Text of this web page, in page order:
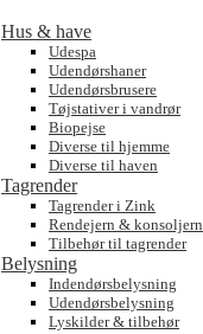
Hus & have
Udespa
Udendørshaner
Udendørsbrusere
Tøjstativer i vandrør
Biopejse
Diverse til hjemme
Diverse til haven
Tagrender
Tagrender i Zink
Rendejern & konsoljern
Tilbehør til tagrender
Belysning
Indendørsbelysning
Udendørsbelysning
Lyskilder & tilbehør